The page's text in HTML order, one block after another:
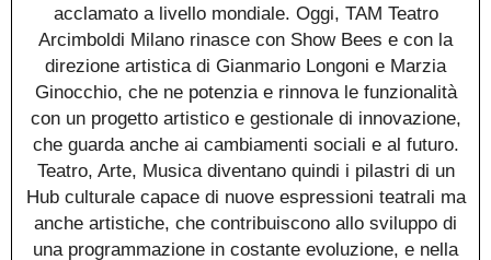
acclamato a livello mondiale. Oggi, TAM Teatro
Arcimboldi Milano rinasce con Show Bees e con la
direzione artistica di Gianmario Longoni e Marzia
Ginocchio, che ne potenzia e rinnova le funzionalità
con un progetto artistico e gestionale di innovazione,
che guarda anche ai cambiamenti sociali e al futuro.
Teatro, Arte, Musica diventano quindi i pilastri di un
Hub culturale capace di nuove espressioni teatrali ma
anche artistiche, che contribuiscono allo sviluppo di
una programmazione in costante evoluzione, e nella